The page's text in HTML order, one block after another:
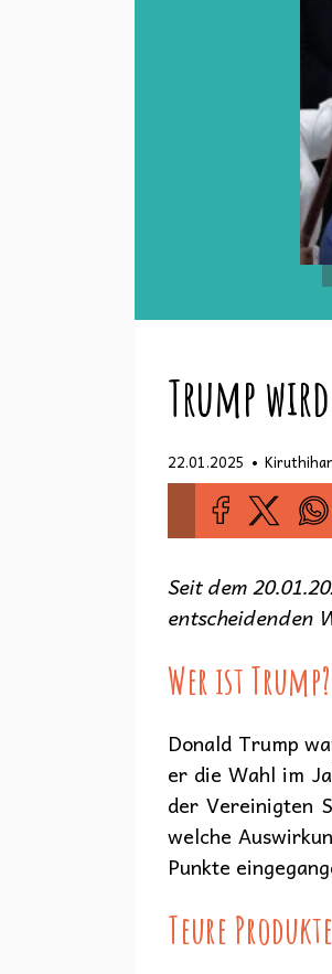
Trump
22.01.2025 •
Seit dem
entscheidenden
Wer ist Trump?
Donald Trump
er die Wahl im
der Vereinigten
welche
Punkte
Teure